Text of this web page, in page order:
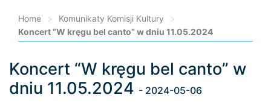
Home > Komunikaty Komisji Kultury
>
Koncert “W kręgu bel canto” w dniu 11.05.2024
Loading...
Koncert “W kręgu bel canto” w
dniu 11.05.2024 - 2024-05-06